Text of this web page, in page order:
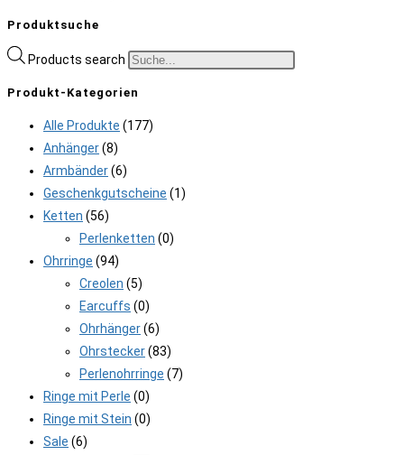
Produktsuche
Products search
Produkt-Kategorien
Alle Produkte (177)
Anhänger(8)
Armbänder(6)
Geschenkgutscheine (1)
Ketten (56)
Perlenketten (0)
Ohrringe (94)
Creolen (5)
Earcuffs (0)
Ohrhänger(6)
Ohrstecker(83)
Perlenohrringe (7)
Ringe mit Perle (0)
Ringe mit Stein (0)
Sale (6)